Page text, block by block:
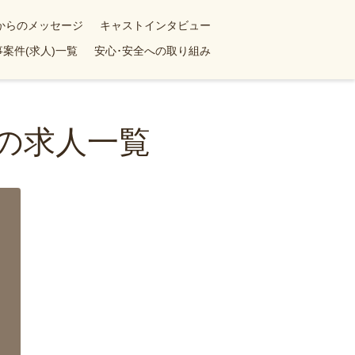
らのメッセージ
キャストインタビュー
案件(求人)一覧 安心･安全への取り組み
求人一覧